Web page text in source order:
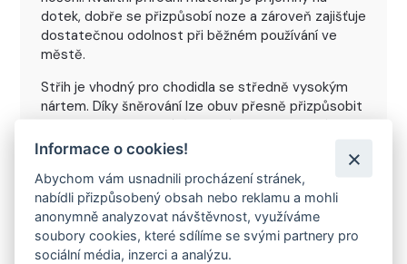
dotek, dobře se přizpůsobí noze a zároveň zajišťuje
dostatečnou odolnost při běžném používání ve
městě.
Střih je vhodný pro chodidla se středně vysokým
nártem. Díky šněrování lze obuv přesně přizpůsobit
tvaru nohy, což přispívá k lepší fixaci a celkovému
komfortu při chůzi. Správné dotažení zároveň
Rovná podešev s minimálním podpatkem cca 2 mm
podporuje přirozený došlap a pohodlný pohyb.
Konstrukce obuvi je navržena tak, aby poskytovala
jistotu při chůzi po městském povrchu a zároveň
Informace o cookies!
Abychom vám usnadnili procházení stránek,
nabídli přizpůsobený obsah nebo reklamu a mohli
anonymně analyzovat návštěvnost, využíváme
soubory cookies, které sdílíme se svými partnery pro
sociální média, inzerci a analýzu.